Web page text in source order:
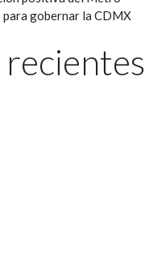
gobernar la CDMX